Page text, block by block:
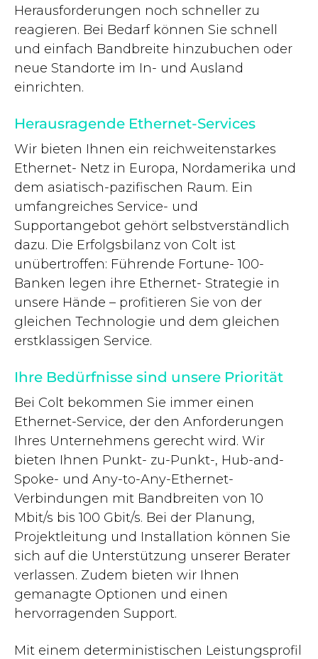
Herausforderungen noch schneller zu
reagieren. Bei Bedarf können Sie schnell
und einfach Bandbreite hinzubuchen oder
neue Standorte im In- und Ausland
einrichten.
Herausragende Ethernet-Services
Wir bieten Ihnen ein reichweitenstarkes
Ethernet- Netz in Europa, Nordamerika und
dem asiatisch-pazifischen Raum. Ein
umfangreiches Service- und
Supportangebot gehört selbstverständlich
dazu. Die Erfolgsbilanz von Colt ist
unübertroffen: Führende Fortune- 100-
Banken legen ihre Ethernet- Strategie in
unsere Hände – profitieren Sie von der
gleichen Technologie und dem gleichen
erstklassigen Service.
Ihre Bedürfnisse sind unsere Priorität
Bei Colt bekommen Sie immer einen
Ethernet-Service, der den Anforderungen
Ihres Unternehmens gerecht wird. Wir
bieten Ihnen Punkt- zu-Punkt-, Hub-and-
Spoke- und Any-to-Any-Ethernet-
Verbindungen mit Bandbreiten von 10
Mbit/s bis 100 Gbit/s. Bei der Planung,
Projektleitung und Installation können Sie
sich auf die Unterstützung unserer Berater
verlassen. Zudem bieten wir Ihnen
gemanagte Optionen und einen
hervorragenden Support.
Mit einem deterministischen Leistungsprofil